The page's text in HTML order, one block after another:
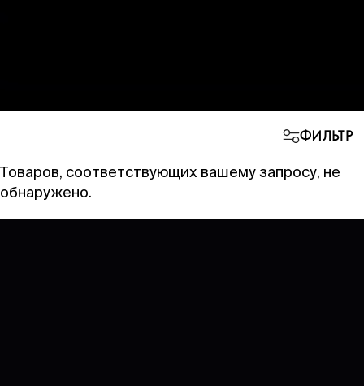
ФИЛЬТР
Товаров, соответствующих вашему запросу, не
обнаружено.